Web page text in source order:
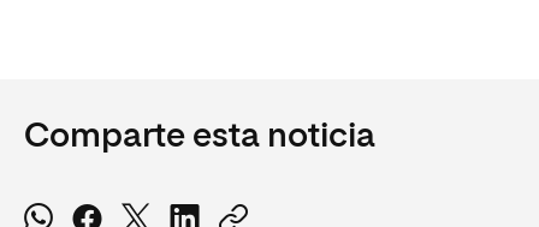
Comparte esta noticia